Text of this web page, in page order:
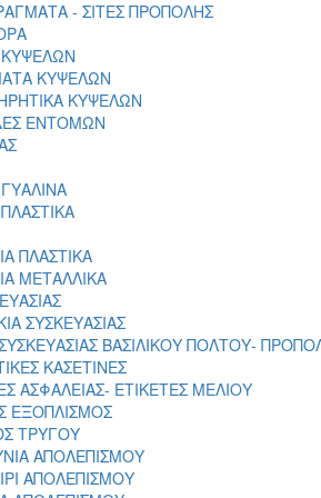
- ΣΙΤΕΣ ΠΡΟΠΟΛΗΣ
ΚΥΨΕΛΩΝ
ΚΥΨΕΛΩΝ
ΚΥΨΕΛΩΝ
ΕΝΤΟΜΩΝ
ΠΛΑΣΤΙΚΑ
ΜΕΤΑΛΛΙΚΑ
ΣΥΣΚΕΥΑΣΙΑΣ
ΒΑΣΙΛΙΚΟΥ ΠΟΛΤΟΥ-
ΚΑΣΕΤΙΝΕΣ
ΑΣΦΑΛΕΙΑΣ- ΕΤΙΚΕΤΕΣ ΜΕΛΙΟΥ
ΕΞΟΠΛΙΣΜΟΣ
ΤΡΥΓΟΥ
ΑΠΟΛΕΠΙΣΜΟΥ
ΑΠΟΛΕΠΙΣΜΟΥ